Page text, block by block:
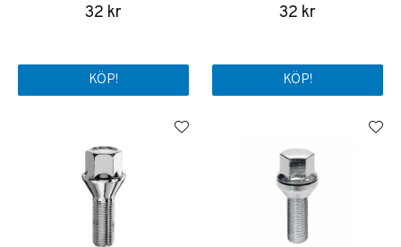
32 kr
KÖP!
32 kr
KÖP!